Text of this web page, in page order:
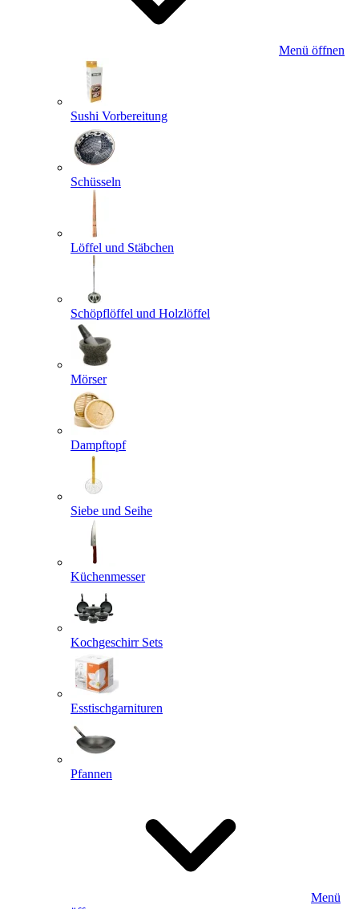
Menü öffnen
Sushi Vorbereitung
Schüsseln
Löffel und Stäbchen
Schöpflöffel und Holzlöffel
Mörser
Dampftopf
Siebe und Seihe
Küchenmesser
Kochgeschirr Sets
Esstischgarnituren
Pfannen
Menü